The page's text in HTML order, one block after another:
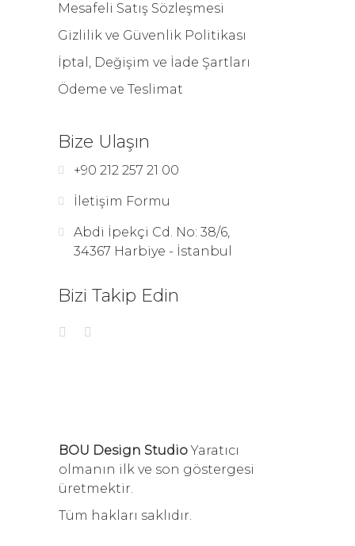
Mesafeli Satış Sözleşmesi
Gizlilik ve Güvenlik Politikası
İptal, Değişim ve İade Şartları
Ödeme ve Teslimat
Bize Ulaşın
+90 212 257 21 00
İletişim Formu
Abdi İpekçi Cd. No: 38/6,
34367 Harbiye - İstanbul
Bizi Takip Edin
BOU Design Studio Yaratıcı
olmanın ilk ve son göstergesi
üretmektir.
Tüm hakları saklıdır.